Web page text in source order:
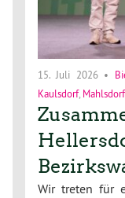
15. Juli 2026•
Kaulsdorf, Mahlsdorf
Wir treten für